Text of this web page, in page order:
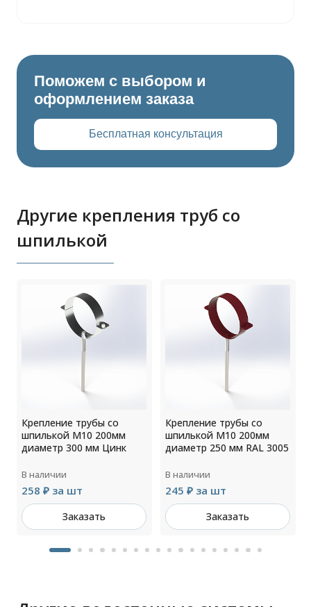
Поможем с выбором и
оформлением заказа
Бесплатная консультация
Другие крепления труб со
шпилькой
Крепление трубы со
шпилькой М10 200мм
диаметр 300 мм Цинк
В наличии
258 ₽ за шт
Заказать
Крепление трубы со
шпилькой М10 200мм
диаметр 250 мм RAL 3005
В наличии
245 ₽ за шт
Заказать